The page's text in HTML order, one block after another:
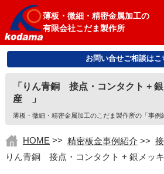
薄板・微細・精密金属加工の
有限会社こだま製作所
お問い合せご相談はこ
「りん青銅 接点・コンタクト +
産 」
薄板・微細・精密金属加工のこだま製作所の「事例
HOME >> 精密板金事例紹介 >>
りん青銅 接点・コンタクト + 銀メッ